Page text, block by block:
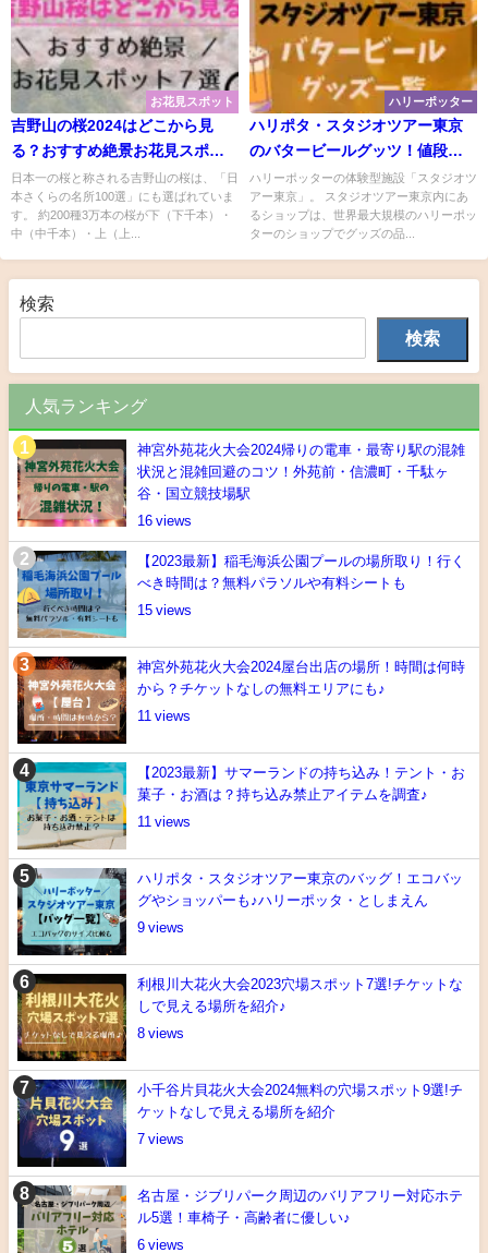
お花見スポット
吉野山の桜2024はどこから見
る？おすすめ絶景お花見スポッ
ト７選！
日本一の桜と称される吉野山の桜は、「日
本さくらの名所100選」にも選ばれていま
す。 約200種3万本の桜が下（下千本）・
中（中千本）・上（上...
ハリーポッター
ハリポタ・スタジオツアー東京
のバタービールグッツ！値段・
写真と共に紹介♪
ハリーポッターの体験型施設「スタジオツ
アー東京」。 スタジオツアー東京内にあ
るショップは、世界最大規模のハリーポッ
ターのショップでグッズの品...
検索
検索
人気ランキング
神宮外苑花火大会2024帰りの電車・最寄り駅の混雑
状況と混雑回避のコツ！外苑前・信濃町・千駄ヶ
谷・国立競技場駅
16
【2023最新】稲毛海浜公園プールの場所取り！行く
べき時間は？無料パラソルや有料シートも
15
神宮外苑花火大会2024屋台出店の場所！時間は何時
から？チケットなしの無料エリアにも♪
11
【2023最新】サマーランドの持ち込み！テント・お
菓子・お酒は？持ち込み禁止アイテムを調査♪
11
ハリポタ・スタジオツアー東京のバッグ！エコバッ
グやショッパーも♪ハリーポッタ・としまえん
9
利根川大花火大会2023穴場スポット7選!チケットな
しで見える場所を紹介♪
8
小千谷片貝花火大会2024無料の穴場スポット9選!チ
ケットなしで見える場所を紹介
7
名古屋・ジブリパーク周辺のバリアフリー対応ホテ
ル5選！車椅子・高齢者に優しい♪
6